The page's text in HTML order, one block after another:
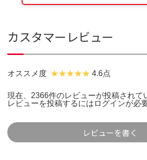
カスタマーレビュー
オススメ度 4.6点
現在、2366件のレビューが投稿されて
レビューを投稿するには ログインが必
レビューを書く